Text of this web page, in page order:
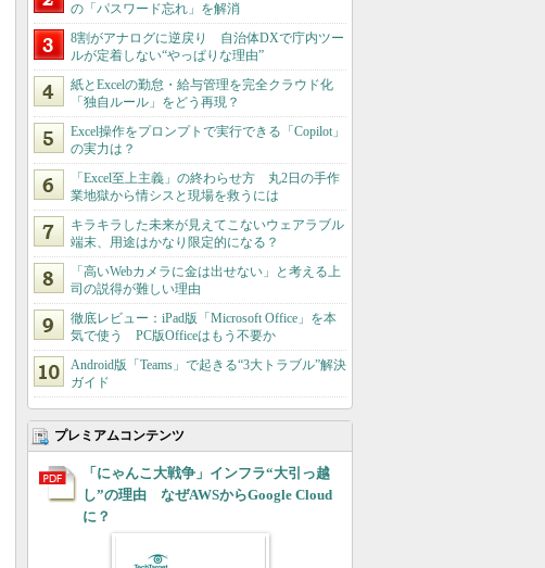
の「パスワード忘れ」を解消
8割がアナログに逆戻り 自治体DXで庁内ツー
ルが定着しない“やっぱりな理由”
紙とExcelの勤怠・給与管理を完全クラウド化
「独自ルール」をどう再現？
Excel操作をプロンプトで実行できる「Copilot」
の実力は？
「Excel至上主義」の終わらせ方 丸2日の手作
業地獄から情シスと現場を救うには
キラキラした未来が見えてこないウェアラブル
端末、用途はかなり限定的になる？
「高いWebカメラに金は出せない」と考える上
司の説得が難しい理由
徹底レビュー：iPad版「Microsoft Office」を本
気で使う PC版Officeはもう不要か
Android版「Teams」で起きる“3大トラブル”解決
ガイド
プレミアムコンテンツ
「にゃんこ大戦争」インフラ“大引っ越
し”の理由 なぜAWSからGoogle Cloud
に？